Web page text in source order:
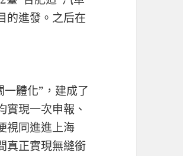
的進發。之后在
體化”，建成了
現一次申報、
視同進進上海
真正實現無縫銜